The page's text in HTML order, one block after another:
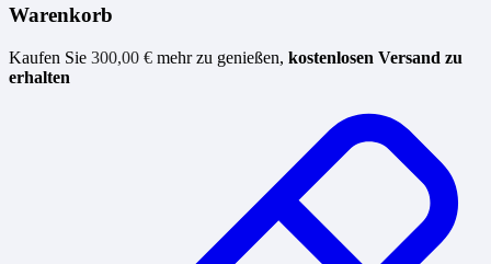
Warenkorb
Kaufen Sie 300,00 € mehr zu genießen, kostenlosen Versand zu
erhalten